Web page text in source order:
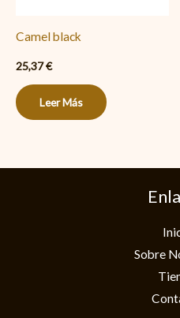
Camel black
25,37€
Leer Más
Sobre